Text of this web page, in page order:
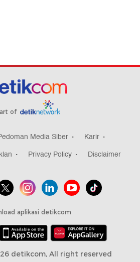
of
Media Siber
Karir
Privacy Policy Disclaimer
aplikasi detikcom
detikcom, All right reserved